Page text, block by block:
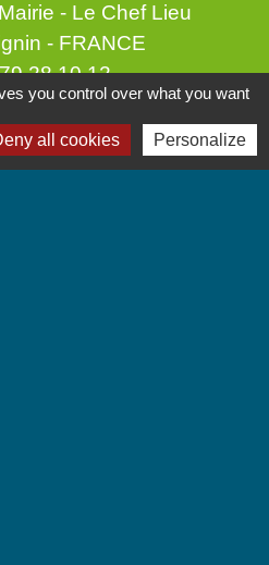
- Le Chef Lieu
- FRANCE
28 10 12
du public
you control over what you want
all cookies Personalize